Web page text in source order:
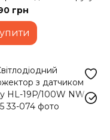
LED
IP65 HL-42P/10W
грн